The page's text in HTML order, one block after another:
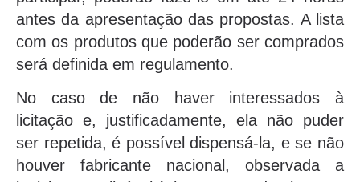
antes da apresentação das propostas. A lista
com os produtos que poderão ser comprados
será definida em regulamento.
No caso de não haver interessados à
licitação e, justificadamente, ela não puder
ser repetida, é possível dispensá-la, e se não
houver fabricante nacional, observada a